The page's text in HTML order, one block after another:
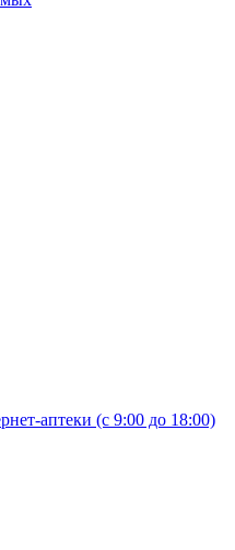
аптеки (с 9:00 до 18:00)